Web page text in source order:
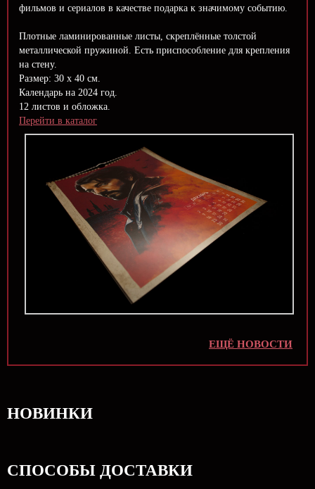
фильмов и сериалов в качестве подарка к значимому событию.
Плотные ламинированные листы, скреплённые толстой
металлической пружиной. Есть приспособление для крепления
на стену.
Размер: 30 х 40 см.
Календарь на 2024 год.
12 листов и обложка.
Перейти в каталог
ЕЩЁ НОВОСТИ
НОВИНКИ
СПОСОБЫ ДОСТАВКИ